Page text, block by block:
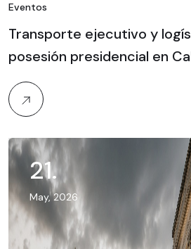
Eventos
Transporte ejecutivo y
posesión presidencial en
21.
May, 2026